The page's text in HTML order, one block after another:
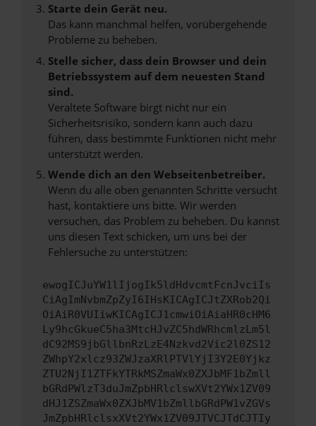
Starte dein Gerät neu.
Das kann manchmal helfen, vorübergehende
Probleme zu beheben.
Stelle sicher, dass dein Browser und dein
Betriebssystem auf dem neuesten Stand
sind.
Veraltete Software birgt nicht nur ein
Sicherheitsrisiko, sondern kann auch dazu
führen, dass bestimmte Funktionen nicht mehr
unterstützt werden.
Wende dich an den Webseitenbetreiber.
Wenn du alle oben genannten Schritte versucht
hast, kontaktiere uns bitte. Wir werden
versuchen, das Problem zu beheben. Du kannst
uns diesen Text schicken, um uns bei der
Fehlersuche zu unterstützen:
ewogICJuYW1lIjogIk5ldHdvcmtFcnJvciIs
CiAgImNvbmZpZyI6IHsKICAgICJtZXRob2Qi
OiAiR0VUIiwKICAgICJ1cmwiOiAiaHR0cHM6
Ly9hcGkueC5ha3MtcHJvZC5hdWRhcmlzLm5l
dC92MS9jbGllbnRzLzE4Nzkvd2Vic2l0ZS12
ZWhpY2xlcz93ZWJzaXRlPTVlYjI3Y2E0Yjkz
ZTU2NjI1ZTFkYTRkMSZmaWx0ZXJbMF1bZmll
bGRdPWlzT3duJmZpbHRlclswXVt2YWx1ZV09
dHJ1ZSZmaWx0ZXJbMV1bZmllbGRdPW1vZGVs
JmZpbHRlclsxXVt2YWx1ZV09JTVCJTdCJTIy